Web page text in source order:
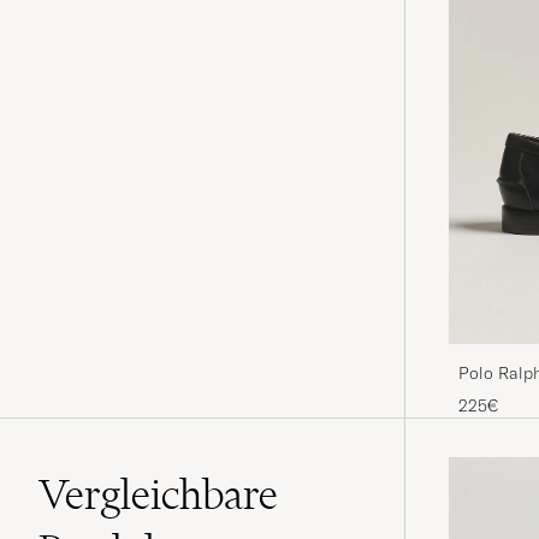
Polo
Calf
225€
Vergleichbare